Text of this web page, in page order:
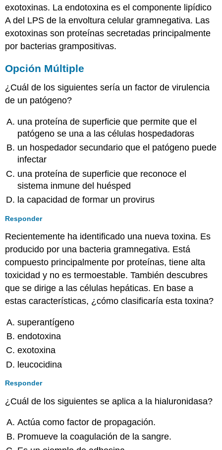
exotoxinas. La endotoxina es el componente lipídico
A del LPS de la envoltura celular gramnegativa. Las
exotoxinas son proteínas secretadas principalmente
por bacterias grampositivas.
Opción Múltiple
¿Cuál de los siguientes sería un factor de virulencia
de un patógeno?
una proteína de superficie que permite que el
patógeno se una a las células hospedadoras
un hospedador secundario que el patógeno puede
infectar
una proteína de superficie que reconoce el
sistema inmune del huésped
la capacidad de formar un provirus
Responder
Recientemente ha identificado una nueva toxina. Es
producido por una bacteria gramnegativa. Está
compuesto principalmente por proteínas, tiene alta
toxicidad y no es termoestable. También descubres
que se dirige a las células hepáticas. En base a
estas características, ¿cómo clasificaría esta toxina?
superantígeno
endotoxina
exotoxina
leucocidina
Responder
¿Cuál de los siguientes se aplica a la hialuronidasa?
Actúa como factor de propagación.
Promueve la coagulación de la sangre.